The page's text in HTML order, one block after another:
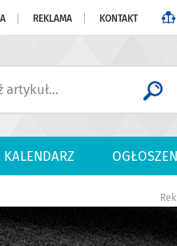
REKLAMA KONTAKT
KALENDARZ